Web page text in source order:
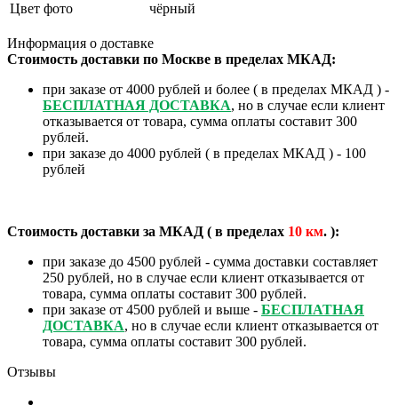
Цвет фото
чёрный
Информация о доставке
Стоимость доставки по Москве в пределах МКАД:
при заказе от 4000 рублей и более ( в пределах МКАД ) -
БЕСПЛАТНАЯ ДОСТАВКА, но в случае если клиент
отказывается от товара, сумма оплаты составит 300
рублей.
при заказе до 4000 рублей ( в пределах МКАД ) - 100
рублей
Стоимость доставки за МКАД ( в пределах 10 км. ):
при заказе до 4500 рублей - сумма доставки составляет
250 рублей, но в случае если клиент отказывается от
товара, сумма оплаты составит 300 рублей.
при заказе от 4500 рублей и выше - БЕСПЛАТНАЯ
ДОСТАВКА, но в случае если клиент отказывается от
товара, сумма оплаты составит 300 рублей.
Отзывы